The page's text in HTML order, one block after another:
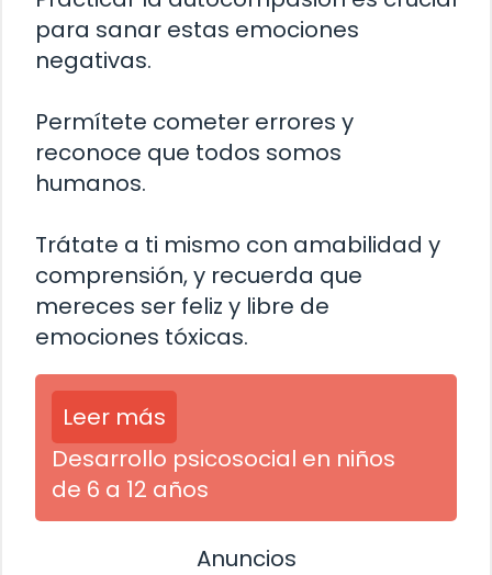
para sanar estas emociones
negativas.
Permítete cometer errores y
reconoce que todos somos
humanos.
Trátate a ti mismo con amabilidad y
comprensión, y recuerda que
mereces ser feliz y libre de
emociones tóxicas.
Leer más
Desarrollo psicosocial en niños
de 6 a 12 años
Anuncios